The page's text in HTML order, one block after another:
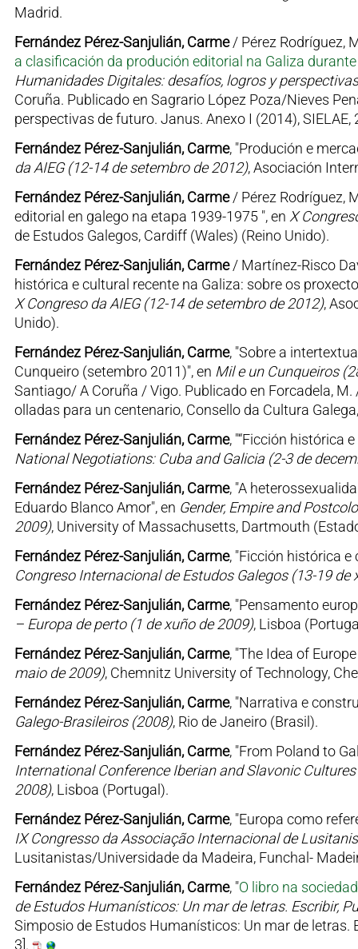
Madrid.
Fernández Pérez-Sanjulián, Carme/ Pérez Rodríguez,
a clasificación da produción editorial na Galiza
Humanidades Digitales: desafíos, logros y
Coruña. Publicado en Sagrario López Poza/Nieves
perspectivas de futuro. Janus. Anexo I (2014),
Fernández Pérez-Sanjulián, Carme, "Produción e
da AIEG (12-14 de setembro de 2012), Asociación
Fernández Pérez-Sanjulián, Carme/ Pérez Rodríguez,
editorial en galego na etapa 1939-1975 ", en X
de Estudos Galegos, Cardiff (Wales) (Reino Unido).
Fernández Pérez-Sanjulián, Carme/ Martínez-Risco
histórica e cultural recente na Galiza: sobre os
X Congreso da AIEG (12-14 de setembro de 2012),
Unido).
Fernández Pérez-Sanjulián, Carme, "Sobre a
Cunqueiro (setembro 2011)", en Mil e un Cunqueiros
Santiago/ A Coruña / Vigo. Publicado en Forcadela,
olladas para un centenario, Consello da Cultura
Fernández Pérez-Sanjulián, Carme, "“Ficción histórica
National Negotiations: Cuba and Galicia (2-3 de
Fernández Pérez-Sanjulián, Carme, "A
Eduardo Blanco Amor", en Gender, Empire and
2009), University of Massachusetts, Dartmouth
Fernández Pérez-Sanjulián, Carme, "Ficción histórica
Congreso Internacional de Estudos Galegos (13-19 de
Fernández Pérez-Sanjulián, Carme, "Pensamento
– Europa de perto (1 de xuño de 2009), Lisboa
Fernández Pérez-Sanjulián, Carme, "The Idea of
maio de 2009), Chemnitz University of Technology,
Fernández Pérez-Sanjulián, Carme, "Narrativa e
Galego-Brasileiros (2008), Rio de Janeiro (Brasil).
Fernández Pérez-Sanjulián, Carme, "From Poland to
International Conference Iberian and Slavonic
2008), Lisboa (Portugal).
Fernández Pérez-Sanjulián, Carme, "Europa como
IX Congresso da Associação Internacional de
Lusitanistas/Universidade da Madeira, Funchal-
Fernández Pérez-Sanjulián, Carme, "O libro na
de Estudos Humanísticos: Un mar de letras. Escribir,
Simposio de Estudos Humanísticos: Un mar de letras.
3].